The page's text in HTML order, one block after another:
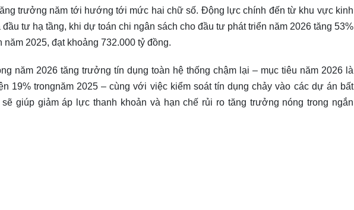
trưởng năm tới hướng tới mức hai chữ số. Động lực chính đến từ khu vực kinh
tư hạ tầng, khi dự toán chi ngân sách cho đầu tư phát triển năm 2026 tăng 53%
2025, đạt khoảng 732.000 tỷ đồng.
năm 2026 tăng trưởng tín dụng toàn hệ thống chậm lại – mục tiêu năm 2026 là
19% trongnăm 2025 – cùng với việc kiểm soát tín dụng chảy vào các dự án bất
giúp giảm áp lực thanh khoản và hạn chế rủi ro tăng trưởng nóng trong ngắn